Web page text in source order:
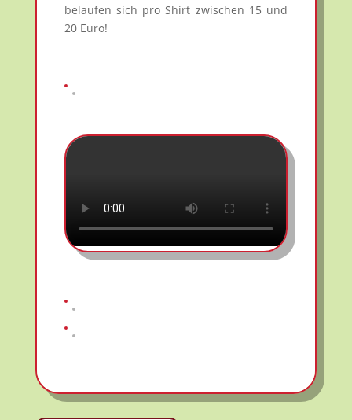
belaufen sich pro Shirt zwischen 15 und
20 Euro!